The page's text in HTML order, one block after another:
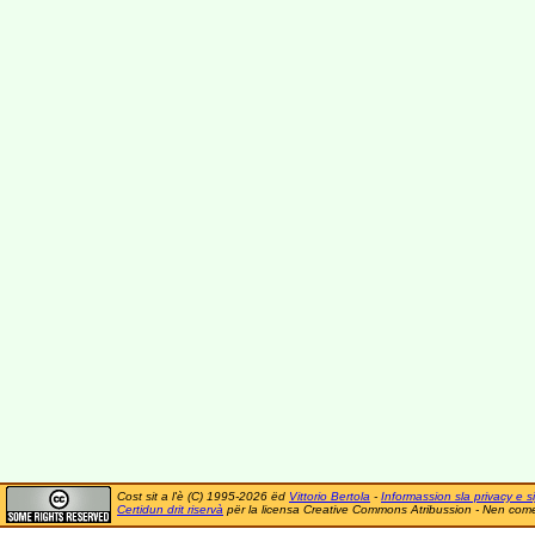
Cost sit a l'è (C) 1995-2026 ëd Vittorio Bertola - Informassion sla privacy e
Certidun drit riservà për la licensa Creative Commons Atribussion - Nen